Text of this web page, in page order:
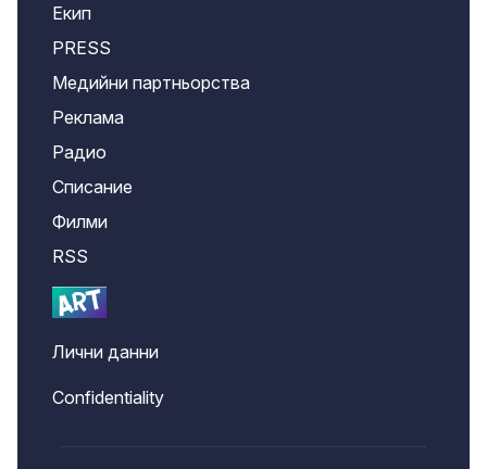
Екип
PRESS
Медийни партньорства
Реклама
Радио
Списание
Филми
RSS
Лични данни
Confidentiality